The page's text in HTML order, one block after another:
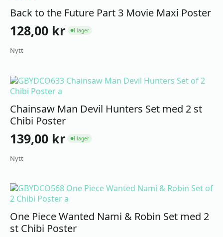
Back to the Future Part 3 Movie Maxi Poster
128,00 kr ●I lager
Nytt
Chainsaw Man Devil Hunters Set med 2 st
Chibi Poster
139,00 kr ●I lager
Nytt
One Piece Wanted Nami & Robin Set med 2
st Chibi Poster